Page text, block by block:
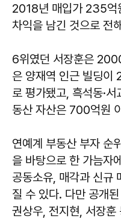
2018년 매입가 235억
차익을 남긴 것으로 전
6위였던 서장훈은
은 양재역 인근 빌딩
로 평가됐고, 흑석동·
동산 자산은 700억원
연예계 부동산 부자 순
을 바탕으로 한 가늠자
공동소유, 매각과 신규
질 수 있다. 다만 공개
권상우, 전지현, 서장